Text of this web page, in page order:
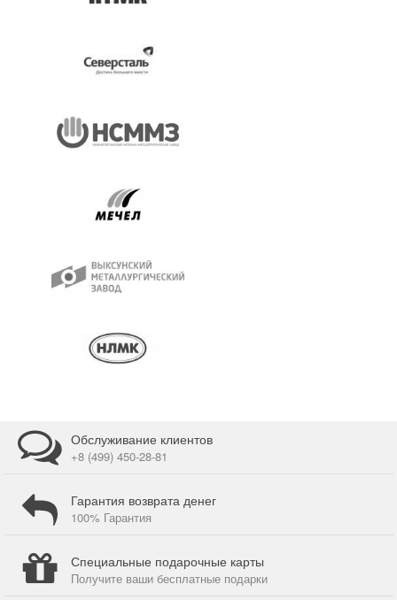
Обслуживание клиентов
+8 (499) 450-28-81
Гарантия возврата денег
100% Гарантия
Специальные подарочные карты
Получите ваши бесплатные подарки